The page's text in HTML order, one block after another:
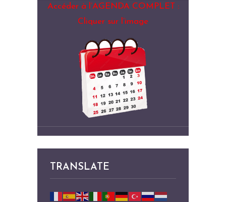
Accéder à l’AGENDA COMPLET :
Cliquer sur l’image
TRANSLATE